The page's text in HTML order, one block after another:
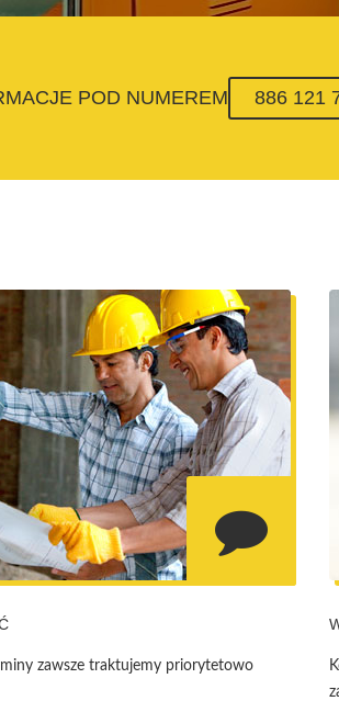
POD NUMEREM 886 121
zawsze traktujemy priorytetowo